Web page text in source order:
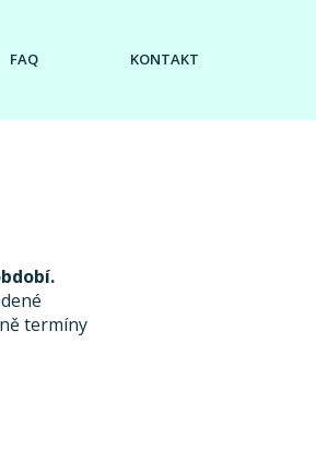
FAQ KONTAKT
termíny